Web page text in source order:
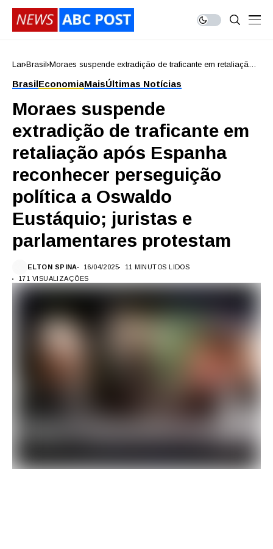
Lar Brasil Moraes suspende extradição de traficante em retaliação
Oswaldo Eustáquio; juristas e parlamentares protestam
BrasilEconomiaMaisÚltimas Notícias
Moraes suspende
extradição de traficante em
retaliação após Espanha
reconhecer perseguição
política a Oswaldo
Eustáquio; juristas e
parlamentares protestam
ELTON SPINA 16/04/2025
11 MINUTOS LIDOS
171 VISUALIZAÇÕES